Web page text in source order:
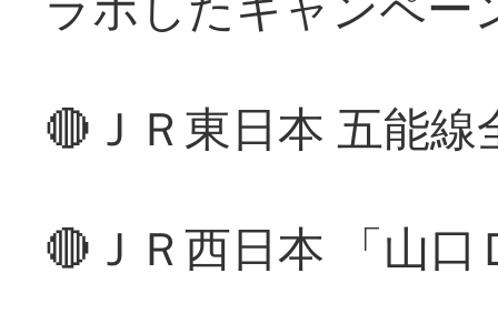
🔴ＪＲ東日本 五能
🔴ＪＲ西日本 「山